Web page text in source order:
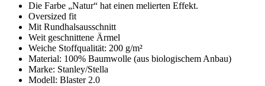
Die Farbe „Natur“ hat einen melierten Effekt.
Oversized fit
Mit Rundhalsausschnitt
Weit geschnittene Ärmel
Weiche Stoffqualität: 200 g/m²
Material: 100% Baumwolle (aus biologischem Anbau)
Marke: Stanley/Stella
Modell: Blaster 2.0